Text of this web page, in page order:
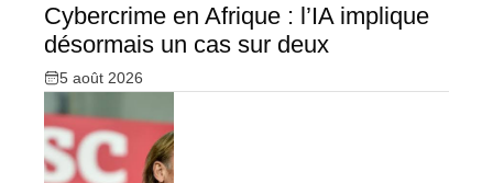
Cybercrime en Afrique : l’IA implique
désormais un cas sur deux
5 août 2026